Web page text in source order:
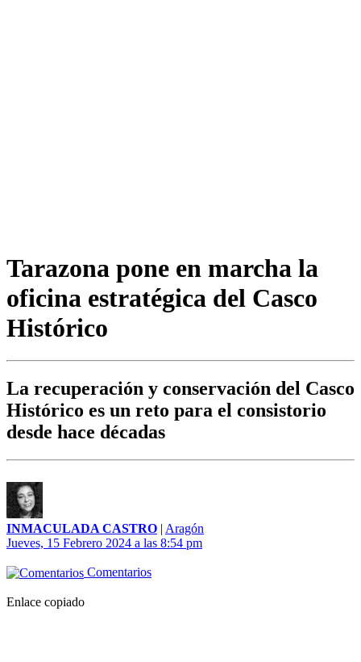
Tarazona pone en marcha la
oficina estratégica del Casco
Histórico
La recuperación y conservación del Casco
Histórico es un reto para el consistorio
desde hace décadas
INMACULADA CASTRO | Aragón
Jueves, 15 Febrero 2024 a las 8:54 pm
Comentarios
Enlace copiado